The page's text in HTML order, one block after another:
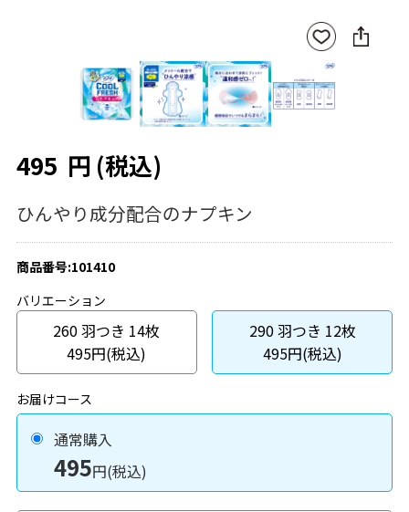
お気
に入
りに
登録
SNS
に
495 円 (税込)
ひんやり成分配合のナプキン
商品番号:101410
バリエーション
260 羽つき 14枚
495円(税込)
290 羽つき 12枚
495円(税込)
お届けコース
通常購入
495円(税込)